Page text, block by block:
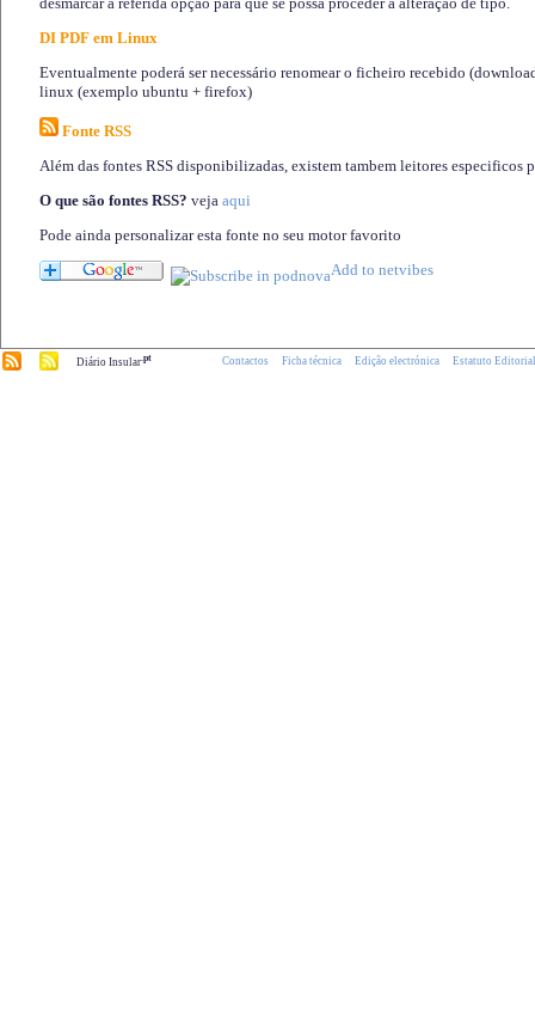
DI PDF em Linux
Eventualmente poderá ser necessário renomear o ficheiro recebido
linux (exemplo ubuntu + firefox)
Fonte RSS
Além das fontes RSS disponibilizadas, existem tambem leitores especificos
O que são fontes RSS? veja aqui
Pode ainda personalizar esta fonte no seu motor favorito
Diário Insular.pt Contactos Ficha técnica Edição electrónica Estatuto Editorial